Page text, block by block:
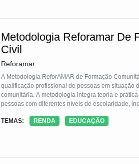
Metodologia Reforamar De
Civil
Reforamar
A Metodologia ReforAMAR de Formação
qualificação profissional de pessoas em situação
comunitária. A metodologia integra teoria e
pessoas com diferentes níveis de escolaridade,
empreendedorismo, adota a formação de
TEMAS: RENDA EDUCAÇÃO